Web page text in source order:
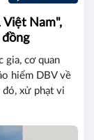
Việt Nam",
gia, cơ quan
hiểm DBV về
đó, xử phạt vi